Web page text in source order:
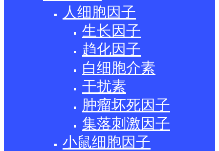
人细胞因子
生长因子
趋化因子
白细胞介素
干扰素
肿瘤坏死因子
集落刺激因子
小鼠细胞因子